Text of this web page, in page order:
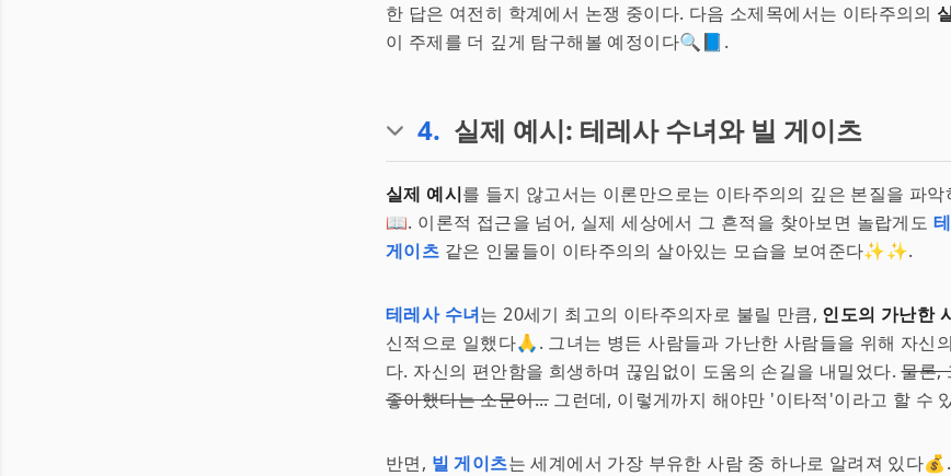
한 답은 여전히 학계에서 논쟁 중이다. 다음 소제목에서는 이타주의의
이 주제를 더 깊게 탐구해볼 예정이다🔍📘.
4. 실제 예시: 테레사 수녀와 빌 게이츠
실제 예시를 들지 않고서는 이론만으로는 이타주의의 깊은 본질을 파
📖. 이론적 접근을 넘어, 실제 세상에서 그 흔적을 찾아보면 놀랍게도
게이츠 같은 인물들이 이타주의의 살아있는 모습을 보여준다✨✨.
테레사 수녀는 20세기 최고의 이타주의자로 불릴 만큼, 인도의 가난한
신적으로 일했다🙏. 그녀는 병든 사람들과 가난한 사람들을 위해 자신
다. 자신의 편안함을 희생하며 끊임없이 도움의 손길을 내밀었다.물론,
좋아했다는 소문이...그런데, 이렇게까지 해야만 '이타적'이라고 할 수
반면, 빌 게이츠는 세계에서 가장 부유한 사람 중 하나로 알려져 있다